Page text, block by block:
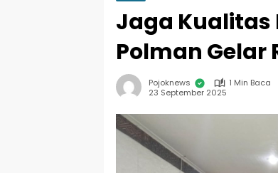
Jaga Kualitas
Polman Gelar
Pojoknews
1 Min Baca
23 September 2025